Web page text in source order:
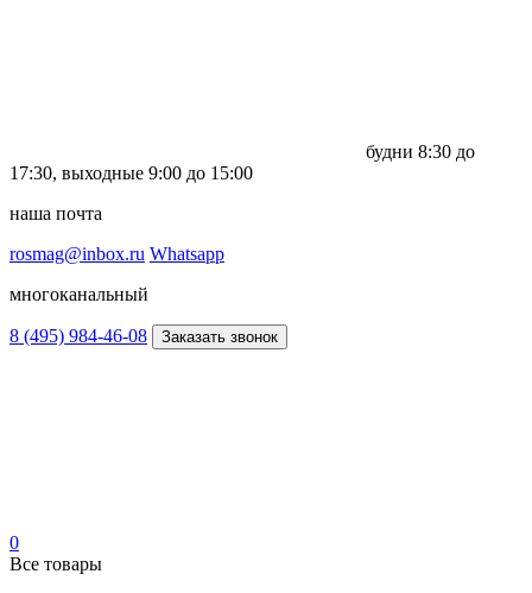
будни 8:30 до
17:30, выходные 9:00 до 15:00
наша почта
rosmag@inbox.ru Whatsapp
многоканальный
8 (495) 984-46-08 Заказать звонок
0
Все товары